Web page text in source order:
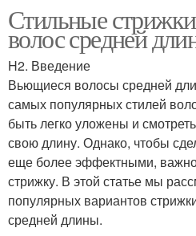
Стильные
волос средней
H2. Введение
Вьющиеся волосы средней
самых популярных стилей
быть легко уложены и
свою длину. Однако, чтобы
еще более эффектными,
стрижку. В этой статье мы
популярных вариантов
средней длины.